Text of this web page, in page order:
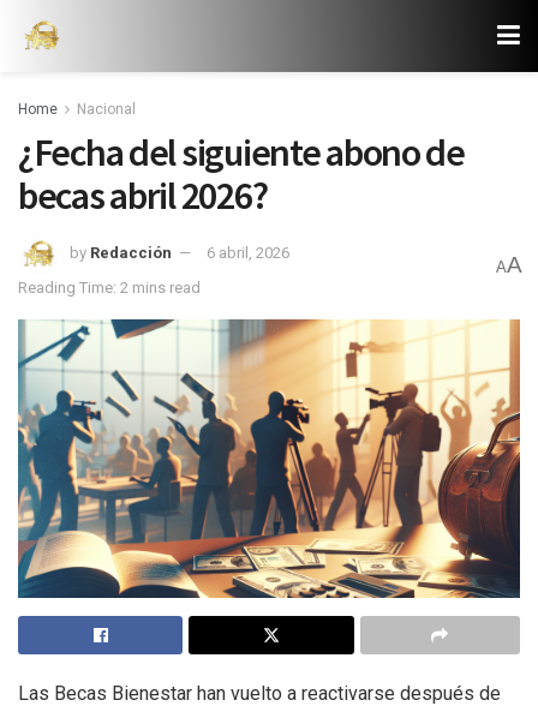
Home Nacional
¿Fecha del siguiente abono de
becas abril 2026?
by Redacción
6 abril, 2026
Reading Time: 2 mins read
AA
Las Becas Bienestar han vuelto a reactivarse después de